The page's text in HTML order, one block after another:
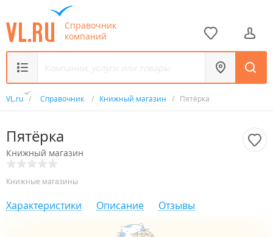
Справочник
компаний
VL.ru / Справочник / Книжный магазин / Пятёрка
Пятёрка
Книжный магазин
Книжные магазины
Характеристики Описание Отзывы